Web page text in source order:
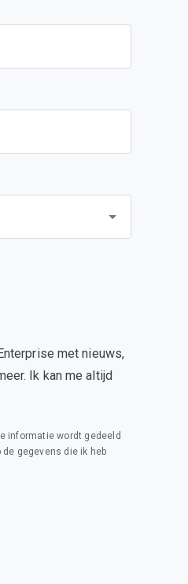
met nieuws,
Ik kan me altijd
informatie wordt gedeeld
gegevens die ik heb